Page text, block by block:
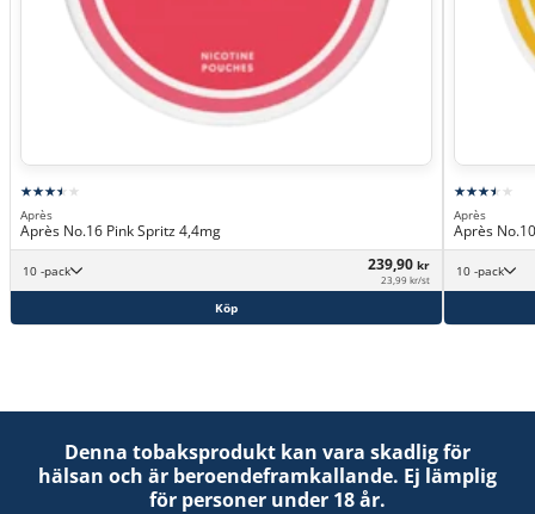
Après
Après No.16 Pink Spritz 4,4mg
10 -pack 239,90 kr
23,99 kr/st
Köp
Après
Après
10 -pack
Denna tobaksprodukt kan vara skadlig för
hälsan och är beroendeframkallande. Ej lämplig
för personer under 18 år.